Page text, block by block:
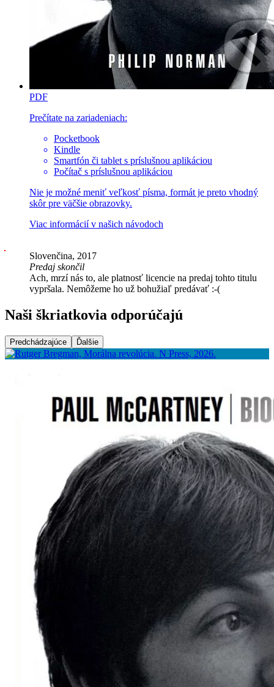
PDF
Prečítate na zariadeniach:
Pocketbook
Kindle
Smartfón či tablet s príslušnou aplikáciou
Počítač s príslušnou aplikáciou
Nie je možné meniť veľkosť písma, formát je preto vhodný
skôr pre väčšie obrazovky.
Viac informácií v našich návodoch
Slovenčina, 2017
Predaj skončil
Ach, mrzí nás to, ale platnosť licencie na predaj tohto titulu
vypršala. Nemôžeme ho už bohužiaľ predávať :-(
Naši škriatkovia odporúčajú
Predchádzajúce Ďalšie